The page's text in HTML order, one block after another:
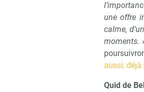
une offre
calme,
moments.
aussi,
Quid de